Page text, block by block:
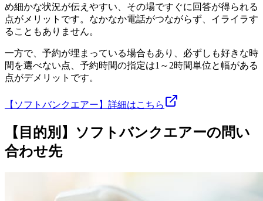
め細かな状況が伝えやすい、その場ですぐに回答が得られる
点がメリットです。なかなか電話がつながらず、イライラす
ることもありません。
一方で、予約が埋まっている場合もあり、必ずしも好きな時
間を選べない点、予約時間の指定は1～2時間単位と幅がある
点がデメリットです。
【ソフトバンクエアー】詳細はこちら
【目的別】ソフトバンクエアーの問い
合わせ先